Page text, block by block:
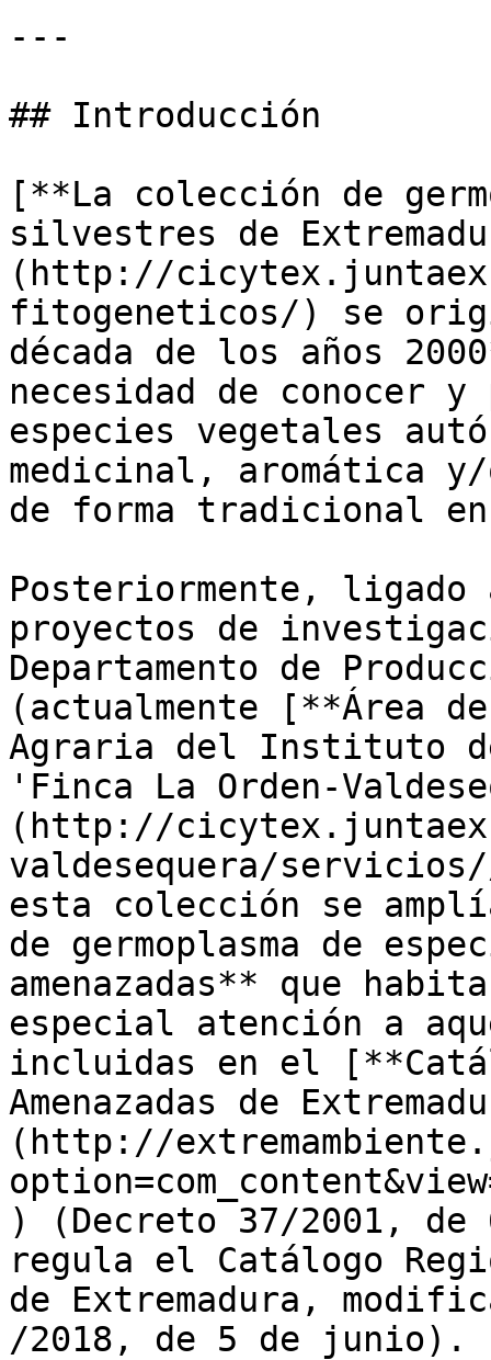
---
## Introducción
[**La colección de
silvestres de
(http://
fitogeneticos/) se
década de los años
necesidad de conocer
especies vegetales
medicinal, aromática
de forma tradicional en
Posteriormente,
proyectos de
Departamento de
(actualmente [**Área
Agraria del Instituto
'Finca La Orden-
(http://
valdesequera/
esta colección se
de germoplasma de
amenazadas** que
especial atención a
incluidas en el
Amenazadas de
(http://
) (Decreto 37/2001,
regula el Catálogo
de Extremadura,
/2018, de 5 de junio).